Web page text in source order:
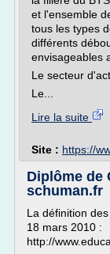
et l'ensemble
tous les types
différents
envisageables
Le secteur
Le...
Lire la suite
Site : https://
Diplôme de
schuman.fr
La définition
18 mars 2010 :
http://